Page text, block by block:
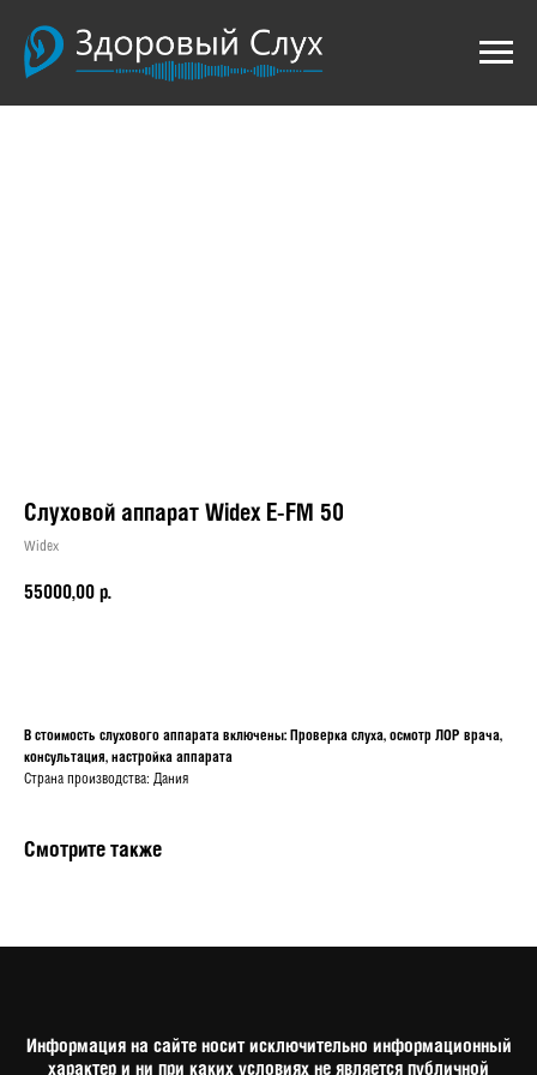
Слуховой аппарат Widex E-FM 50
Widex
55000,00 р.
В стоимость слухового аппарата включены: Проверка слуха, осмотр ЛОР врача,
консультация, настройка аппарата
Страна производства: Дания
Смотрите также
Информация на сайте носит исключительно информационный
характер и ни при каких условиях не является публичной